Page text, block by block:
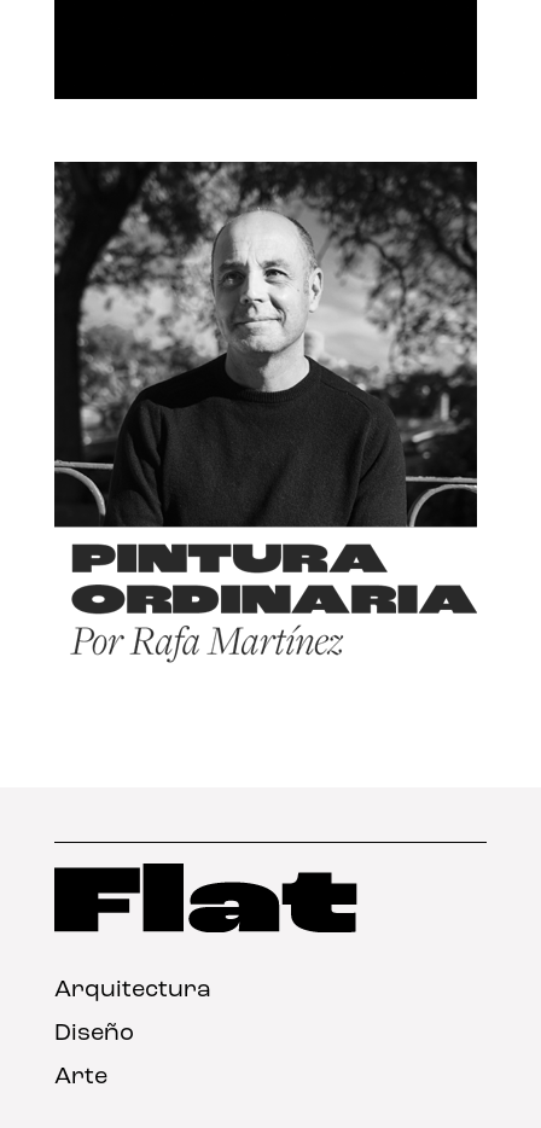
Arquitectura
Diseño
Arte